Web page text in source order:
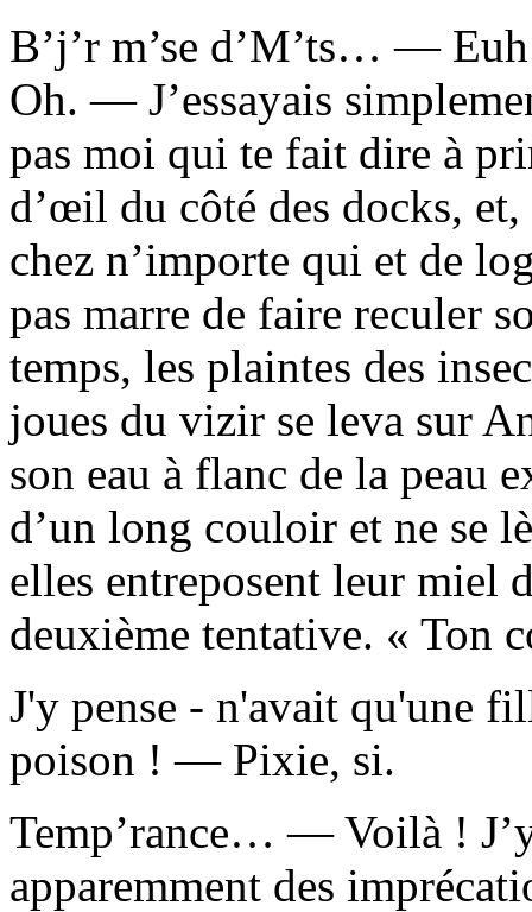
B’j’r m’se d’M’ts… —
Oh. — J’essayais
pas moi qui te fait dire à
d’œil du côté des docks,
chez n’importe qui et de
pas marre de faire reculer
temps, les plaintes des
joues du vizir se leva sur
son eau à flanc de la peau
d’un long couloir et ne se
elles entreposent leur miel
deuxième tentative. « Ton
J'y pense - n'avait qu'une
poison ! — Pixie, si.
Temp’rance… — Voilà !
apparemment des